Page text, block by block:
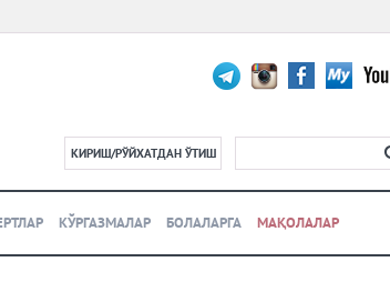
КИРИШ/РЎЙХАТДАН ЎТИШ
КЎРГАЗМАЛАР БОЛАЛАРГА МАҚОЛАЛАР